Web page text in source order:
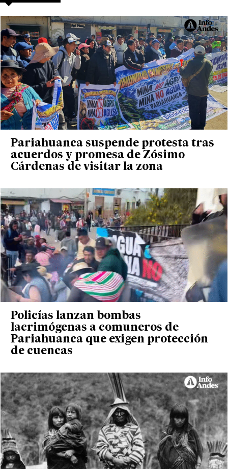
Pariahuanca suspende protesta tras
acuerdos y promesa de Zósimo
Cárdenas de visitar la zona
Policías lanzan bombas
lacrimógenas a comuneros de
Pariahuanca que exigen protección
de cuencas